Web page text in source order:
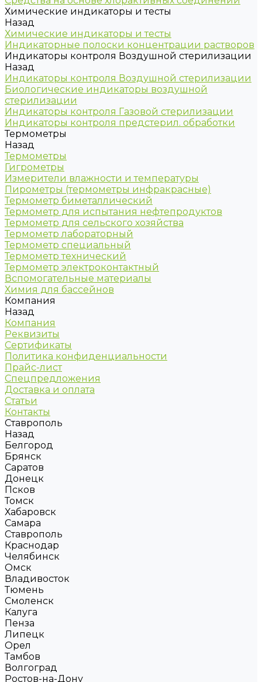
Химические индикаторы и тесты
Назад
Химические индикаторы и тесты
Индикаторные полоски концентрации растворов
Индикаторы контроля Воздушной стерилизации
Назад
Индикаторы контроля Воздушной стерилизации
Биологические индикаторы воздушной
стерилизации
Индикаторы контроля Газовой стерилизации
Индикаторы контроля предстерил. обработки
Термометры
Назад
Термометры
Гигрометры
Измерители влажности и температуры
Пирометры (термометры инфракрасные)
Термометр биметаллический
Термометр для испытания нефтепродуктов
Термометр для сельского хозяйства
Термометр лабораторный
Термометр специальный
Термометр технический
Термометр электроконтактный
Вспомогательные материалы
Химия для бассейнов
Компания
Назад
Компания
Реквизиты
Сертификаты
Политика конфиденциальности
Прайс-лист
Спецпредложения
Доставка и оплата
Статьи
Контакты
Ставрополь
Назад
Белгород
Брянск
Саратов
Донецк
Псков
Томск
Хабаровск
Самара
Ставрополь
Краснодар
Челябинск
Омск
Владивосток
Тюмень
Смоленск
Калуга
Пенза
Липецк
Орел
Тамбов
Волгоград
Ростов-на-Дону